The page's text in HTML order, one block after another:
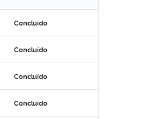
Concluído
Concluído
Concluído
Concluído